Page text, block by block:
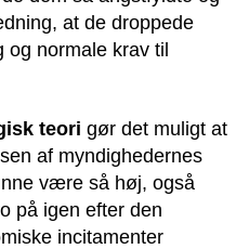
at de droppede
normale krav til
teori gør det muligt at
af myndighedernes
være så høj, også
på igen efter den
incitamenter